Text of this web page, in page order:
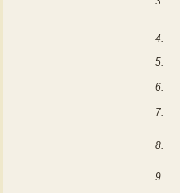
4.
5.
6.
7.
8.
9.